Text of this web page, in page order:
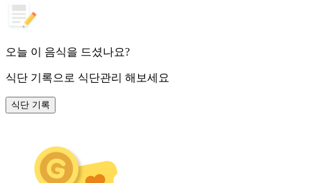
오늘 이 음식을 드셨나요?
식단 기록으로 식단관리 해보세요
식단 기록